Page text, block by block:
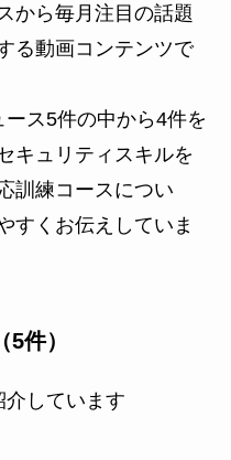
から毎月注目の話題
る動画コンテンツで
ス5件の中から4件を
キュリティスキルを
訓練コースについ
すくお伝えしていま
件）
介しています